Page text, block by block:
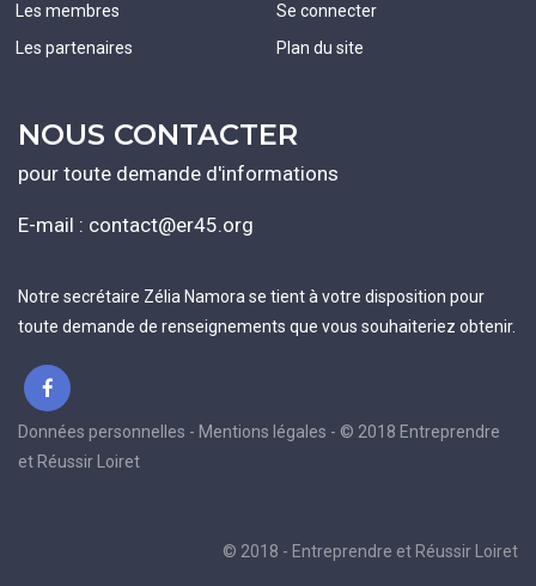
Les membres
Les partenaires
Se connecter
Plan du site
NOUS CONTACTER
pour toute demande d'informations
E-mail : contact@er45.org
Notre secrétaire Zélia Namora se tient à votre disposition pour
toute demande de renseignements que vous souhaiteriez obtenir.
Données personnelles - Mentions légales - © 2018 Entreprendre
et Réussir Loiret
© 2018 - Entreprendre et Réussir Loiret